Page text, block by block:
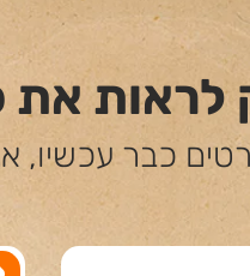
לראות
כבר עכשיו,